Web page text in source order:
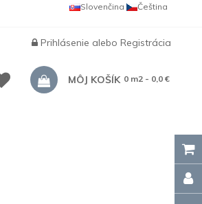
Čeština
Slovenčina
Prihlásenie alebo Registrácia
MÔJ KOŠÍK 0 m2 - 0,0 €